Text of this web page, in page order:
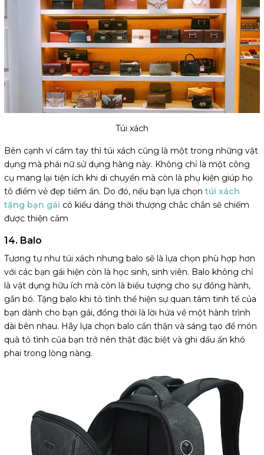
Túi xách
Bên cạnh ví cầm tay thì túi xách cũng là một trong những vật
dụng mà phái nữ sử dụng hàng này. Không chỉ là một công
cụ mang lại tiện ích khi di chuyển mà còn là phụ kiện giúp họ
tô điểm vẻ đẹp tiềm ẩn. Do đó, nếu bạn lựa chọntúi xách
tặng bạn gái có kiểu dáng thời thượng chắc chắn sẽ chiếm
được thiện cảm
14. Balo
Tương tự như túi xách nhưng balo sẽ là lựa chọn phù hợp hơn
với các bạn gái hiện còn là học sinh, sinh viên. Balo không chỉ
là vật dụng hữu ích mà còn là biểu tượng cho sự đồng hành,
gắn bó. Tặng balo khi tỏ tình thể hiện sự quan tâm tinh tế của
bạn dành cho bạn gái, đồng thời là lời hứa về một hành trình
dài bên nhau. Hãy lựa chọn balo cẩn thận và sáng tạo để món
quà tỏ tình của bạn trở nên thật đặc biệt và ghi dấu ấn khó
phai trong lòng nàng.